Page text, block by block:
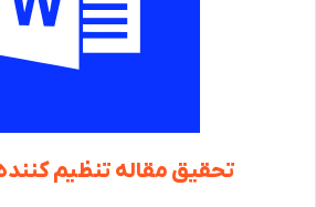
تحقیق مقاله تنظیم